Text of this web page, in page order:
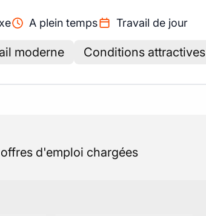
A plein temps Travail de jour
moderne Conditions attractives
offres d'emploi chargées